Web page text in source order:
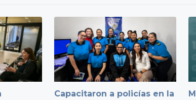
Capacitaron a policías en la